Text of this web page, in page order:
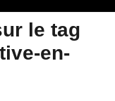
le tag
en-